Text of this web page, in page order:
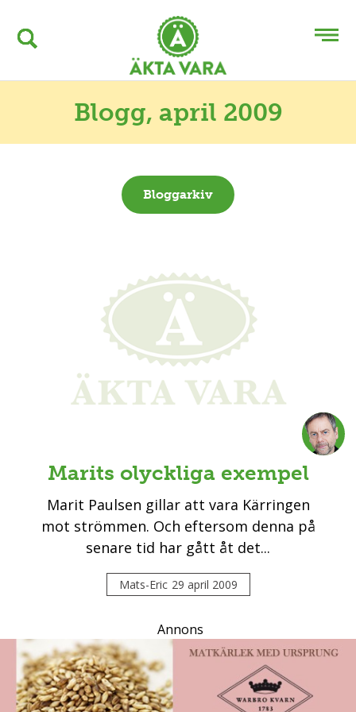
Blogg, april 2009
Bloggarkiv
Marits olyckliga exempel
Marit Paulsen gillar att vara Kärringen
mot strömmen. Och eftersom denna på
senare tid har gått åt det...
Mats-Eric 29 april 2009
Annons